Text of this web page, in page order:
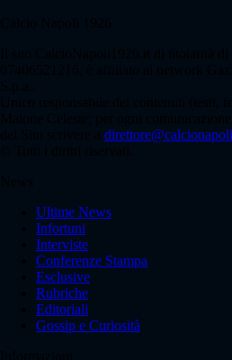
Ultime News
Infortuni
Interviste
Conferenze Stampa
Esclusive
Rubriche
Editoriali
Gossip e Curiosità